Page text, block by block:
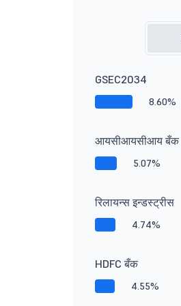
GSEC2034
8.60%
आयसीआयसीआय बँक
5.07%
रिलायन्स इन्डस्ट्रीस
4.74%
HDFC बँक
4.55%